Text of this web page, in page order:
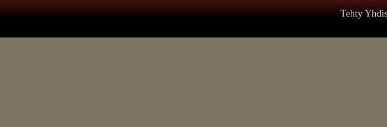
Tehty